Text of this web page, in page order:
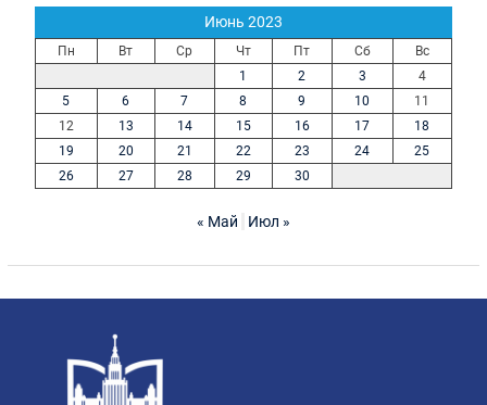
Июнь 2023
Пн Вт Ср Чт Пт Сб
Вс
1
2 3
4
5
6 7 8 9 10
11
12
13 14 15 16 17
18
19
20 21 22 23 24
25
26
27 28 29 30
« Май Июл »